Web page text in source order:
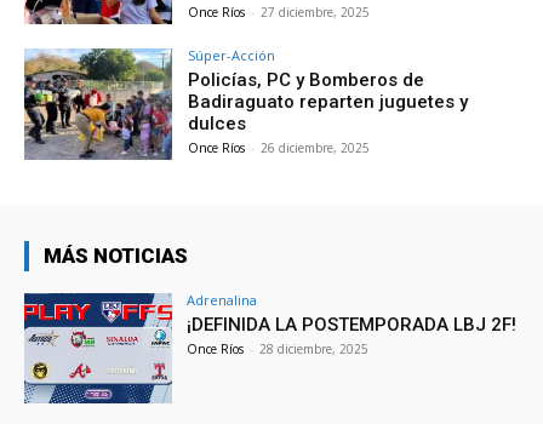
Once Ríos - 27 diciembre, 2025
Súper-Acción
Policías, PC y Bomberos de
Badiraguato reparten juguetes y
dulces
Once Ríos - 26 diciembre, 2025
MÁS NOTICIAS
Adrenalina
¡DEFINIDA LA POSTEMPORADA LBJ 2F!
Once Ríos - 28 diciembre, 2025